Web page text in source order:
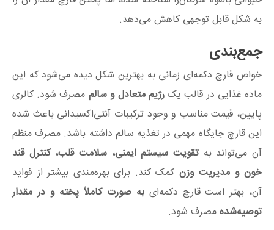
به شکل قابل توجهی کاهش می‌دهد.
جمع‌بندی
خواص قارچ دکمه‌ای زمانی به بهترین شکل دیده می‌شود که این
ماده غذایی در قالب یکرژیم متعادل و سالم مصرف شود. کالری
پایین، قیمت مناسب و وجود ترکیبات آنتی‌اکسیدانی باعث شده
این قارچ جایگاه مهمی در تغذیه سالم داشته باشد. مصرف منظم
آن می‌تواند به تقویت سیستم ایمنی، سلامت قلب، کنترل قند
خون و مدیریت وزن کمک کند. برای بهره‌مندی بیشتر از فواید
آن، بهتر است قارچ دکمه‌ایبه صورت کاملاً پخته و در مقدار
توصیه‌شدهمصرف شود.